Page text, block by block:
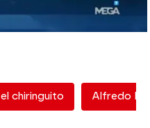
el chiringuito Alfredo